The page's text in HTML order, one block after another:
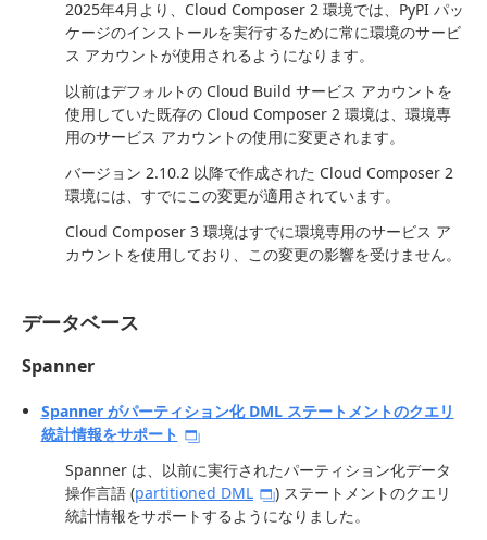
2025年4月より、Cloud Composer 2 環境では、PyPI パッ
ケージのインストールを実行するために常に環境のサービ
ス アカウントが使用されるようになります。
以前はデフォルトの Cloud Build サービス アカウントを
使用していた既存の Cloud Composer 2 環境は、環境専
用のサービス アカウントの使用に変更されます。
バージョン 2.10.2 以降で作成された Cloud Composer 2
環境には、すでにこの変更が適用されています。
Cloud Composer 3 環境はすでに環境専用のサービス ア
カウントを使用しており、この変更の影響を受けません。
データベース
Spanner
Spanner がパーティション化 DML ステートメントのクエリ
統計情報をサポート
Spanner は、以前に実行されたパーティション化データ
操作言語 (partitioned DML
) ステートメントのクエリ
統計情報をサポートするようになりました。